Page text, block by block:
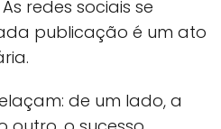
redes sociais se
publicação é um ato
de um lado, a